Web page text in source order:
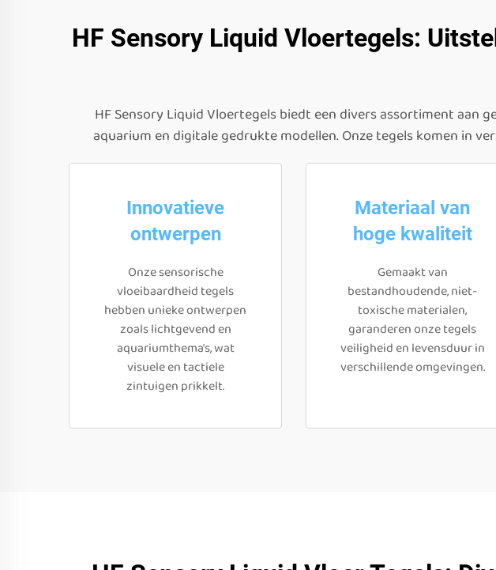
HF Sensory Liquid Vloertegels:
HF Sensory Liquid Vloertegels biedt een divers assortiment aan
aquarium en digitale gedrukte modellen. Onze tegels komen in
Innovatieve
ontwerpen
Onze sensorische
vloeibaardheid tegels
hebben unieke ontwerpen
zoals lichtgevend en
aquariumthema's, wat
visuele en tactiele
zintuigen prikkelt.
Materiaal van
hoge kwaliteit
Gemaakt van
bestandhoudende, niet-
toxische materialen,
garanderen onze tegels
veiligheid en levensduur in
verschillende omgevingen.